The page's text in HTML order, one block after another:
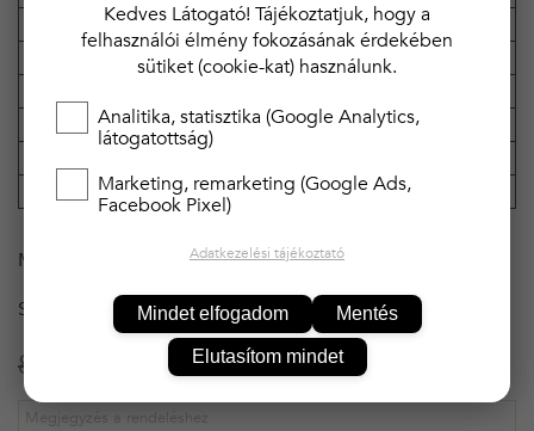
Anyagösszetétel
95% poliészter, 5% Spandex
Anyag típusa
szatén
Pántok
állítható, szűk
Dekoltázs
v-kivágás
MÉRET
SZÍN PIROS
8 990 Ft 6 291 Ft
Kedves Látogató! Tájékoztatjuk, hogy a
felhasználói élmény fokozásának érdekében
sütiket (cookie-kat) használunk.
Analitika, statisztika (Google Analytics,
látogatottság)
Marketing, remarketing (Google Ads,
Facebook Pixel)
Adatkezelési tájékoztató
Mindet elfogadom Mentés
Elutasítom mindet